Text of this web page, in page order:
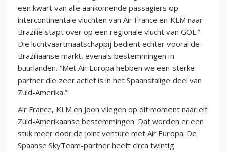
een kwart van alle aankomende passagiers op
intercontinentale vluchten van Air France en KLM naar
Brazilië stapt over op een regionale vlucht van GOL.”
Die luchtvaartmaatschappij bedient echter vooral de
Braziliaanse markt, evenals bestemmingen in
buurlanden. “Met Air Europa hebben we een sterke
partner die zeer actief is in het Spaanstalige deel van
Zuid-Amerika.”
Air France, KLM en Joon vliegen op dit moment naar elf
Zuid-Amerikaanse bestemmingen. Dat worden er een
stuk meer door de joint venture met Air Europa. De
Spaanse SkyTeam-partner heeft circa twintig